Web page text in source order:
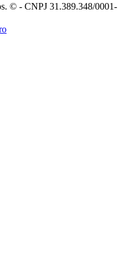
© - CNPJ 31.389.348/0001-